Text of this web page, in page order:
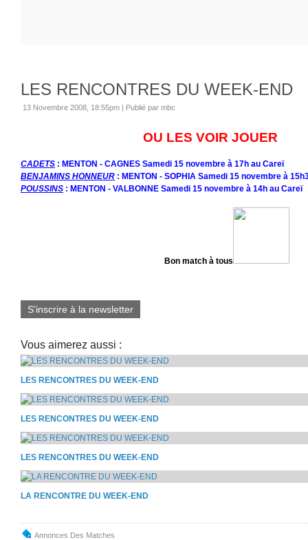
LES RENCONTRES DU WEEK-END
13 Novembre 2008, 18:55pm | Publié par mbc
OU LES VOIR JOUER
CADETS : MENTON - CAGNES Samedi 15 novembre à 17h au Careï
BENJAMINS HONNEUR : MENTON - SOPHIA Samedi 15 novembre à
POUSSINS : MENTON - VALBONNE Samedi 15 novembre à 14h au Careï
Bon match à tous
S'inscrire à la newsletter
Vous aimerez aussi :
LES RENCONTRES DU WEEK-END
LES RENCONTRES DU WEEK-END
LES RENCONTRES DU WEEK-END
LA RENCONTRE DU WEEK-END
Annonces Des Matches